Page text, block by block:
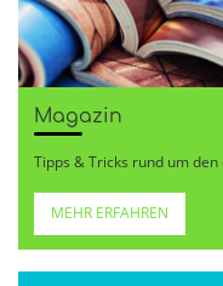
Magazin
Tipps & Tricks rund um
MEHR ERFAHREN